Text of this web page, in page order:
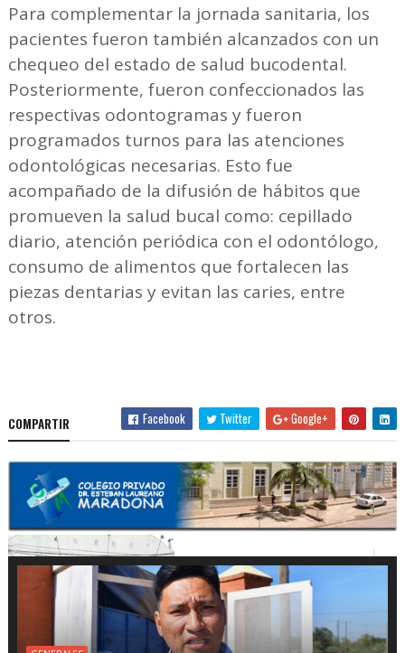
Para complementar la jornada sanitaria, los
pacientes fueron también alcanzados con un
chequeo del estado de salud bucodental.
Posteriormente, fueron confeccionados las
respectivas odontogramas y fueron
programados turnos para las atenciones
odontológicas necesarias. Esto fue
acompañado de la difusión de hábitos que
promueven la salud bucal como: cepillado
diario, atención periódica con el odontólogo,
consumo de alimentos que fortalecen las
piezas dentarias y evitan las caries, entre
otros.
COMPARTIR Facebook Twitter Google+